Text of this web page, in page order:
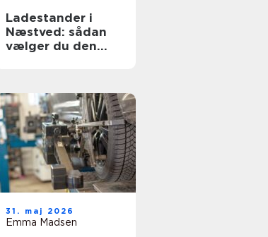
Ladestander i
Næstved: sådan
vælger du den
31. maj 2026
Emma Madsen